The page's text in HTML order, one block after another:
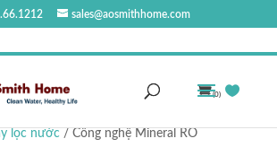
sales@aosmithhome.com
(0)
lọc nước/ Công nghệ Mineral RO